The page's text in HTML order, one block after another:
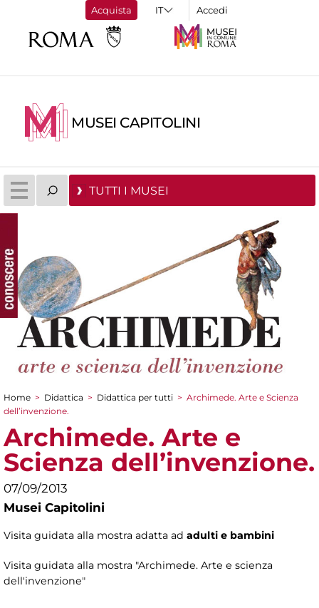
Acquista Accedi
MUSEI CAPITOLINI
TUTTI I MUSEI
Tu sei qui
Home > Didattica > Didattica per tutti > Archimede. Arte e Scienza
dell’invenzione.
Archimede. Arte e
Scienza dell’invenzione.
07/09/2013
Musei Capitolini
Visita guidata alla mostra adatta ad adulti e bambini
Visita guidata alla mostra "Archimede. Arte e scienza
dell'invenzione"